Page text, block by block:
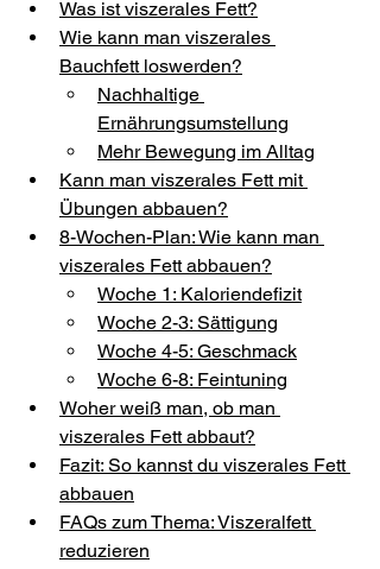
Was ist viszerales Fett?
Wie kann man viszerales
Bauchfett loswerden?
Nachhaltige
Ernährungsumstellung
Mehr Bewegung im Alltag
Kann man viszerales Fett mit
Übungen abbauen?
8-Wochen-Plan: Wie kann man
viszerales Fett abbauen?
Woche 1: Kaloriendefizit
Woche 2-3: Sättigung
Woche 4-5: Geschmack
Woche 6-8: Feintuning
Woher weiß man, ob man
viszerales Fett abbaut?
Fazit: So kannst du viszerales Fett
abbauen
FAQs zum Thema: Viszeralfett
reduzieren